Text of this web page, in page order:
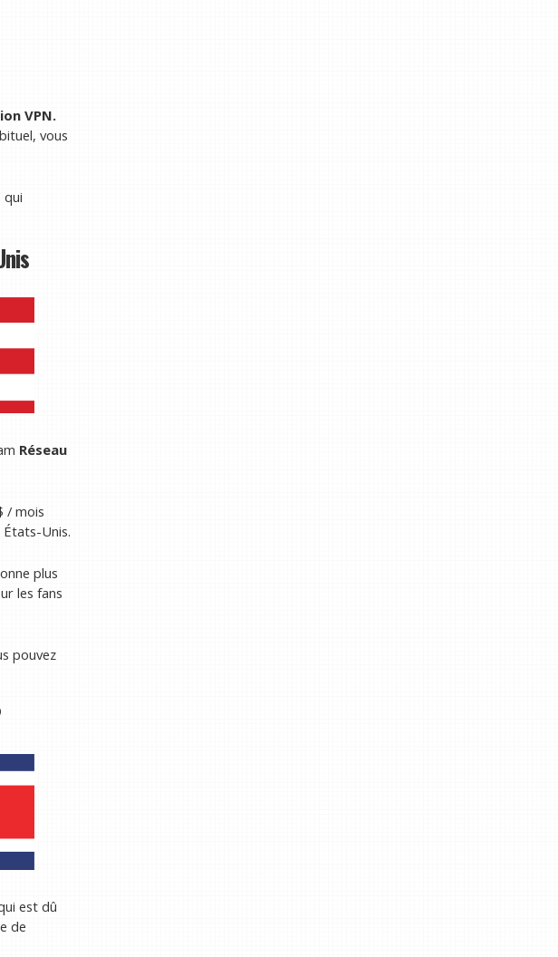
VPN.
vous
qui
Réseau
/ mois
Unis.
plus
les fans
pouvez
est dû
de